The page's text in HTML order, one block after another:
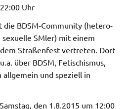
Uhr
die BDSM-Community (hetero-
SMler) mit einem
Straßenfest vertreten. Dort
über BDSM, Fetischismus,
allgemein und speziell in
den 1.8.2015 um 12:00